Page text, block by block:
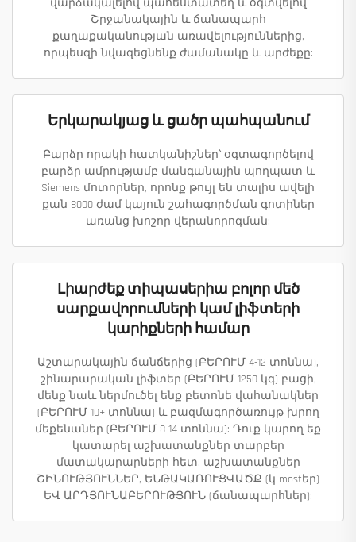
վարձակալելով պահեստատեղ և օգտվելով
Շրջանակային և ճանապարհ
քաղաքականության առավելություններից,
որպեսզի նվազեցնենք ժամանակը և արժեքը:
Երկարակյաց և ցածր պահպանում
Բարձր որակի հատկանիշներ՝ օգտագործելով
բարձր ամրությամբ մանգանային պողպատ և
Siemens մոտորներ, որոնք թույլ են տալիս ավելի
քան 8000 ժամ կայուն շահագործման գոտիներ
առանց խոշոր վերանորոգման:
Լիարժեք տիպասերիա բոլոր մեծ
սարքավորումների կամ լիֆտերի
կարիքների համար
Աշտարակային ճանճերից (ԲԵՐՈՒՄ 4-12 տոննա),
շինարարական լիֆտեր (ԲԵՐՈՒՄ 1250 կգ) բացի,
մենք նաև ներմուծել ենք բետոնե վահանակներ
(ԲԵՐՈՒՄ 10+ տոննա) և բազմագործառույթ խրող
մեքենաներ (ԲԵՐՈՒՄ 8-14 տոննա): Դուք կարող եք
կատարել աշխատանքներ տարբեր
մատակարարների հետ. աշխատանքներ
ՇԻՆՈՒԹՅՈՒՆՆԵՐ, ԵՆԹԱԿԱՌՈՒՑՎԱԾՔ (կ mostեր)
ԵՎ ԱՐԴՅՈՒՆԱԲԵՐՈՒԹՅՈՒՆ (ճանապարհներ):